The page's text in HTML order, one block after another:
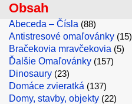
Obsah
Abeceda – Čísla (88)
Antistresové omaľovánky (15)
Bračekovia mravčekovia (5)
Ďalšie Omaľovánky (157)
Dinosaury (23)
Domáce zvieratká (137)
Domy, stavby, objekty (22)